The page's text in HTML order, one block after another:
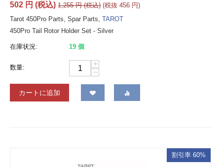
502 円 (税込) 1,255 円(税込) (税抜 456 円)
Tarot 450Pro Parts, Spar Parts, TAROT
450Pro Tail Rotor Holder Set - Silver
在庫状況: 19 個
数量:
+
−
カートに追加
割引率 60%